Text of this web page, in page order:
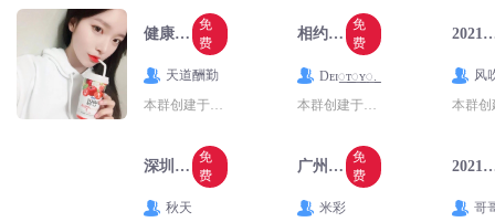
健康减肥运动知识交流
免
费
天道酬勤
本群创建于2019/3/18，旨在健康减肥运动知识交流。
相约冰雪 寄情冬奥2群
免
费
Dᴇɪ꯭ᴛ꯭ʏ꯭.
本群创建于2020/11/28，为喜欢冬奥会的朋友提供交流平台。
2021骑行川藏
风
深圳休闲骑行群
免
费
秋天
广州白云区随心骑行
免
费
米彩
2021年骑行青藏
哥